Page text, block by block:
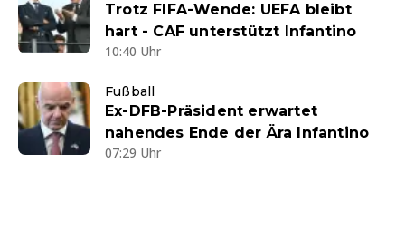
Trotz FIFA-Wende: UEFA bleibt
hart - CAF unterstützt Infantino
10:40 Uhr
Fußball
Ex-DFB-Präsident erwartet
nahendes Ende der Ära Infantino
07:29 Uhr